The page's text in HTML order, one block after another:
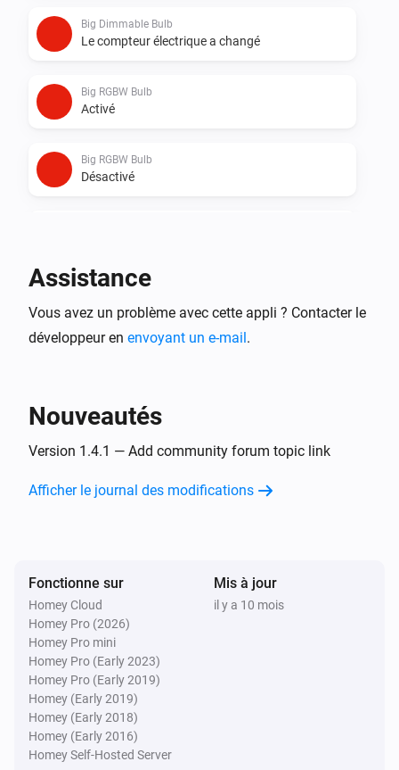
Big Dimmable Bulb
Le compteur électrique a changé
Big RGBW Bulb
Activé
Big RGBW Bulb
Désactivé
Le compteur électrique a changé
Désactivé
Dimmable Bulb
Le compteur électrique a changé
Dimmable Motion Bulb
Activé
Dimmable Motion Bulb
Désactivé
Assistance
Vous avez un problème avec cette appli ? Contacter le
développeur en envoyant un e-mail.
Nouveautés
Version 1.4.1 — Add community forum topic link
Afficher le journal des modifications
Fonctionne sur
Homey Cloud
Homey Pro (2026)
Homey Pro mini
Homey Pro (Early 2023)
Homey Pro (Early 2019)
Homey (Early 2019)
Homey (Early 2018)
Homey (Early 2016)
Homey Self-Hosted Server
Mis à jour
il y a 10 mois